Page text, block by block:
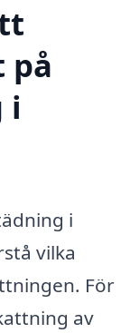
på
i
i
vilka
För
av